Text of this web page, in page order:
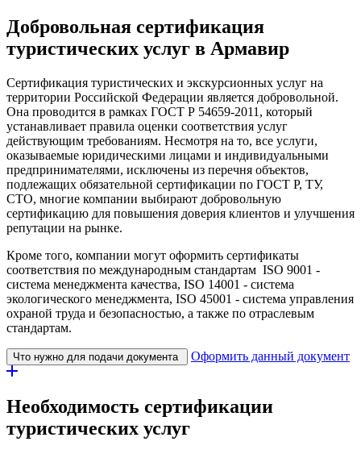
Добровольная сертификация
туристических услуг в Армавир
Сертификация туристических и экскурсионных услуг на
территории Российской Федерации является добровольной.
Она проводится в рамках ГОСТ Р 54659-2011, который
устанавливает правила оценки соответствия услуг
действующим требованиям. Несмотря на то, все услуги,
оказываемые юридическими лицами и индивидуальными
предпринимателями, исключены из перечня объектов,
подлежащих обязательной сертификации по ГОСТ Р, ТУ,
СТО, многие компании выбирают добровольную
сертификацию для повышения доверия клиентов и улучшения
репутации на рынке.
Кроме того, компании могут оформить сертификаты
соответствия по международным стандартам ISO 9001 -
система менеджмента качества, ISO 14001 - система
экологического менеджмента, ISO 45001 - система управления
охраной труда и безопасностью, а также по отраслевым
стандартам.
Что нужно для подачи документа Оформить данный документ
Необходимость сертификации
туристических услуг